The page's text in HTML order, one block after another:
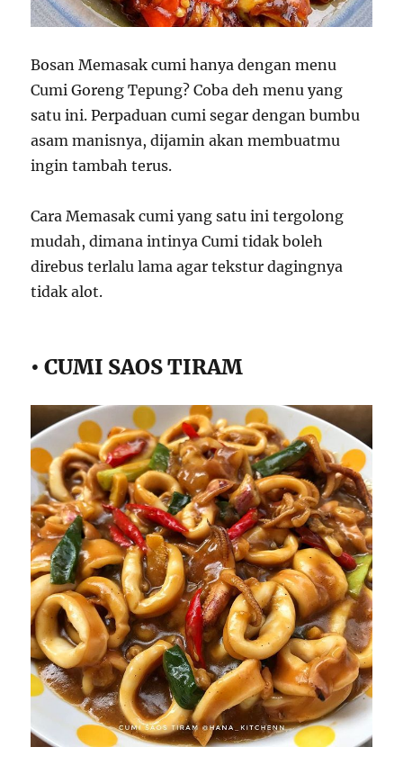
Bosan Memasak cumi hanya dengan menu
Cumi Goreng Tepung? Coba deh menu yang
satu ini. Perpaduan cumi segar dengan bumbu
asam manisnya, dijamin akan membuatmu
ingin tambah terus.
Cara Memasak cumi yang satu ini tergolong
mudah, dimana intinya Cumi tidak boleh
direbus terlalu lama agar tekstur dagingnya
tidak alot.
• CUMI SAOS TIRAM